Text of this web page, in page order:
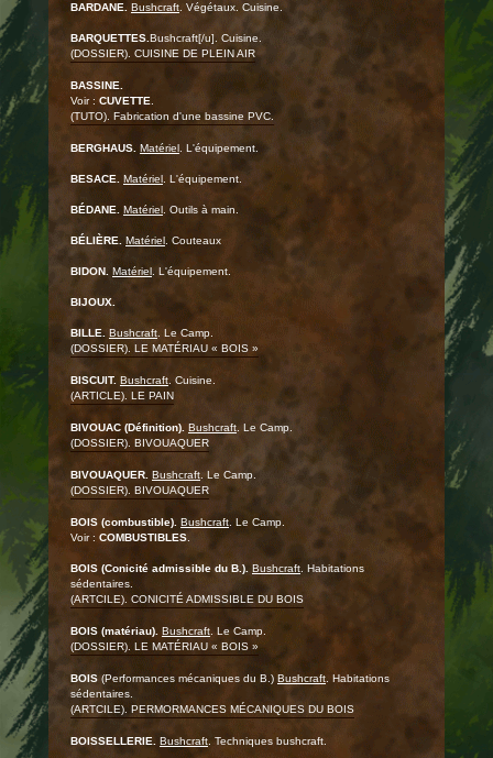
BARDANE. Bushcraft . Végétaux. Cuisine.
BARQUETTES. Bushcraft[/u]. Cuisine.
(DOSSIER). CUISINE DE PLEIN AIR
BASSINE.
Voir : CUVETTE
(TUTO). Fabrication d'une bassine PVC.
BERGHAUS. Matériel . L'équipement.
BESACE. Matériel . L'équipement.
BÉDANE. Matériel . Outils à main.
BÉLIÈRE. Matériel . Couteaux
BIDON. Matériel . L'équipement.
BIJOUX.
BILLE. Bushcraft . Le Camp.
(DOSSIER). LE MATÉRIAU « BOIS »
BISCUIT. Bushcraft . Cuisine.
(ARTICLE). LE PAIN
BIVOUAC (Définition). Bushcraft. Le Camp.
(DOSSIER). BIVOUAQUER
BIVOUAQUER. Bushcraft . Le Camp.
(DOSSIER). BIVOUAQUER
BOIS (combustible). Bushcraft . Le Camp.
Voir : COMBUSTIBLES
BOIS (Conicité admissible du B.). Bushcraft . Habitations
sédentaires.
(ARTCILE). CONICITÉ ADMISSIBLE DU BOIS
BOIS (matériau). Bushcraft . Le Camp.
(DOSSIER). LE MATÉRIAU « BOIS »
BOIS(Performances mécaniques du B.) Bushcraft . Habitations
sédentaires.
(ARTCILE). PERMORMANCES MÉCANIQUES DU BOIS
BOISSELLERIE. Bushcraft . Techniques bushcraft.